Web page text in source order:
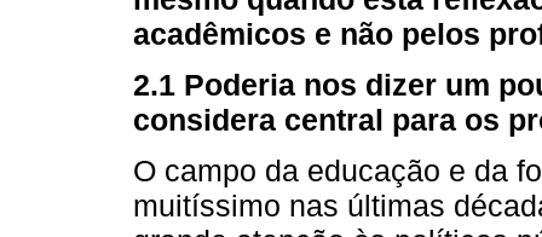
acadêmicos e não pelos
2.1 Poderia nos dizer um
considera central para os
O campo da educação e da
muitíssimo nas últimas